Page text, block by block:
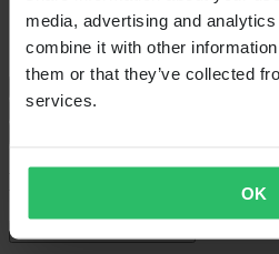
media, advertising and
combine it with other
them or that they’ve collected
services.
OK
KledingmaatS/M
Verpakkingsbreedte 375
Verzending & retouren
Klantenbeoordelingen